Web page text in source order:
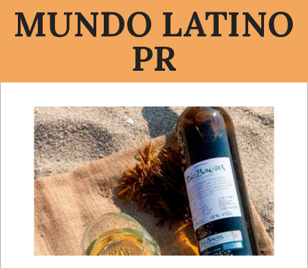
MUNDO LATINO
PR
navegación
principal